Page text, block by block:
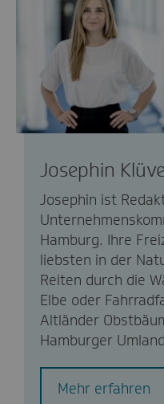
Josephin
Josephin ist
Hamburg. Ihre
liebsten in der
Reiten durch die
Elbe oder
Altländer
Hamburger
Mehr erfahren